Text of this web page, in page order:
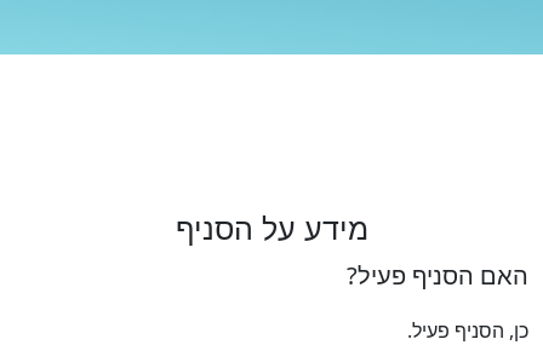
מידע על הסניף
האם הסניף פעיל?
כן, הסניף פעיל.